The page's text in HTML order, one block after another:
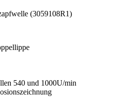
(3059108R1)
540 und 1000U/min